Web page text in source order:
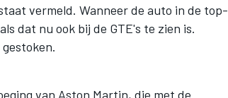
vermeld. Wanneer de auto in de top-
dat nu ook bij de GTE's te zien is.
van Aston Martin, die met de